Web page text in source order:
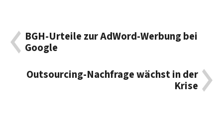
BGH-Urteile zur AdWord-Werbung bei
Google
Outsourcing-Nachfrage wächst in der
Krise